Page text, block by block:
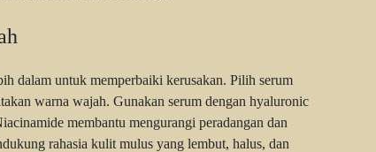
dalam untuk memperbaiki kerusakan. Pilih serum
warna wajah. Gunakan serum dengan hyaluronic
membantu mengurangi peradangan dan
rahasia kulit mulus yang lembut, halus, dan